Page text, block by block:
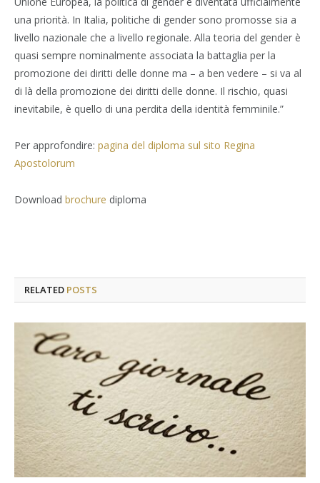
una priorità. In Italia, politiche di gender sono promosse sia a
livello nazionale che a livello regionale. Alla teoria del gender è
quasi sempre nominalmente associata la battaglia per la
promozione dei diritti delle donne ma – a ben vedere – si va al
di là della promozione dei diritti delle donne. Il rischio, quasi
inevitabile, è quello di una perdita della identità femminile.”
Per approfondire: pagina del diploma sul sito Regina
Apostolorum
Download brochure diploma
RELATED POSTS